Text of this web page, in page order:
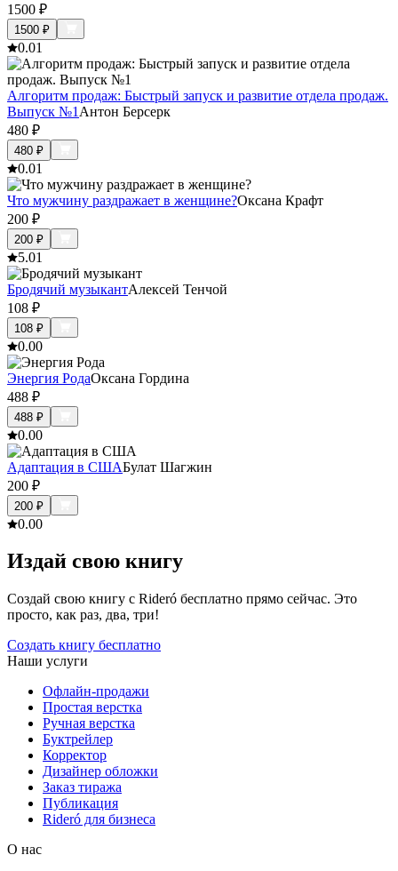
1500 ₽
1500 ₽
0.01
Алгоритм продаж: Быстрый запуск и развитие отдела продаж.
Выпуск №1 Антон Берсерк
480 ₽
480 ₽
0.01
Что мужчину раздражает в женщине?Оксана Крафт
200 ₽
200 ₽
5.01
Бродячий музыкантАлексей Тенчой
108 ₽
108 ₽
0.00
Энергия РодаОксана Гордина
488 ₽
488 ₽
0.00
Адаптация в СШАБулат Шагжин
200 ₽
200 ₽
0.00
Издай свою книгу
Создай свою книгу с Rideró бесплатно прямо сейчас. Это
просто, как раз, два, три!
Создать книгу бесплатно
Наши услуги
Офлайн-продажи
Простая верстка
Ручная верстка
Буктрейлер
Корректор
Дизайнер обложки
Заказ тиража
Публикация
Rideró для бизнеса
О нас